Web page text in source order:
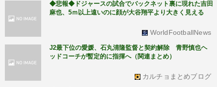
◆悲報◆ドジャースの試合でバックネット裏に現れた吉田
麻也、5ｍ以上遠いのに顔が大谷翔平より大きく見える
WorldFootballNews
J2最下位の愛媛、石丸清隆監督と契約解除 青野慎也ヘ
ッドコーチが暫定的に指揮へ（関連まとめ）
カルチョまとめブログ